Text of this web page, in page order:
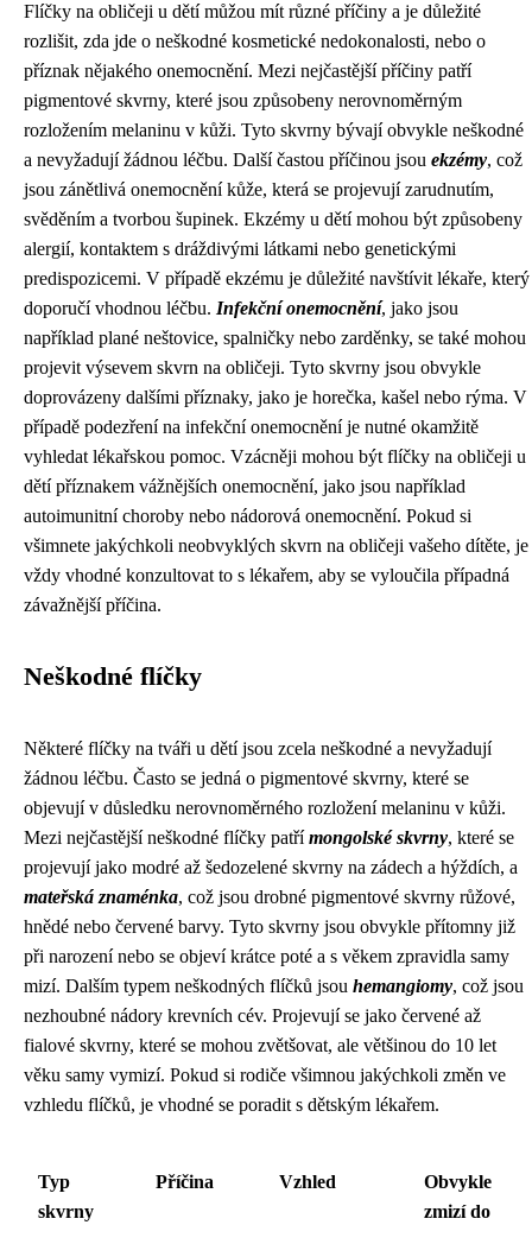
Flíčky na obličeji u dětí můžou mít různé příčiny a je důležité
rozlišit, zda jde o neškodné kosmetické nedokonalosti, nebo o
příznak nějakého onemocnění. Mezi nejčastější příčiny patří
pigmentové skvrny, které jsou způsobeny nerovnoměrným
rozložením melaninu v kůži. Tyto skvrny bývají obvykle neškodné
a nevyžadují žádnou léčbu. Další častou příčinou jsou ekzémy, což
jsou zánětlivá onemocnění kůže, která se projevují zarudnutím,
svěděním a tvorbou šupinek. Ekzémy u dětí mohou být způsobeny
alergií, kontaktem s dráždivými látkami nebo genetickými
predispozicemi. V případě ekzému je důležité navštívit lékaře, který
doporučí vhodnou léčbu. Infekční onemocnění, jako jsou
například plané neštovice, spalničky nebo zarděnky, se také mohou
projevit výsevem skvrn na obličeji. Tyto skvrny jsou obvykle
doprovázeny dalšími příznaky, jako je horečka, kašel nebo rýma. V
případě podezření na infekční onemocnění je nutné okamžitě
vyhledat lékařskou pomoc. Vzácněji mohou být flíčky na obličeji u
dětí příznakem vážnějších onemocnění, jako jsou například
autoimunitní choroby nebo nádorová onemocnění. Pokud si
všimnete jakýchkoli neobvyklých skvrn na obličeji vašeho dítěte, je
vždy vhodné konzultovat to s lékařem, aby se vyloučila případná
závažnější příčina.
Neškodné flíčky
Některé flíčky na tváři u dětí jsou zcela neškodné a nevyžadují
žádnou léčbu. Často se jedná o pigmentové skvrny, které se
objevují v důsledku nerovnoměrného rozložení melaninu v kůži.
Mezi nejčastější neškodné flíčky patřímongolské skvrny, které se
projevují jako modré až šedozelené skvrny na zádech a hýždích, a
mateřská znaménka, což jsou drobné pigmentové skvrny růžové,
hnědé nebo červené barvy. Tyto skvrny jsou obvykle přítomny již
při narození nebo se objeví krátce poté a s věkem zpravidla samy
mizí. Dalším typem neškodných flíčků jsou hemangiomy, což jsou
nezhoubné nádory krevních cév. Projevují se jako červené až
fialové skvrny, které se mohou zvětšovat, ale většinou do 10 let
věku samy vymizí. Pokud si rodiče všimnou jakýchkoli změn ve
vzhledu flíčků, je vhodné se poradit s dětským lékařem.
Typ
skvrny
Příčina Vzhled
Obvykle
zmizí do